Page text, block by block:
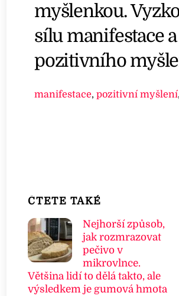
myšlenkou.
sílu manifestace a
pozitivního
manifestace,pozitivní myšlení
ČTETE TAKÉ
Nejhorší způsob,
jak rozmrazovat
pečivo v
mikrovlnce.
Většina lidí to dělá takto, ale
výsledkem je gumová hmota